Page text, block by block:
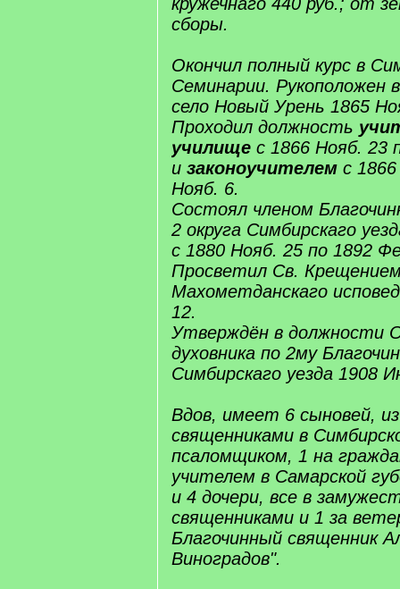
сборы.
Окончил полный курс в
Семинарии. Рукоположен
село Новый Урень 1865
Проходил должность
училище с 1866 Нояб. 23
и законоучителем с
Нояб. 6.
Состоял членом
2 округа Симбирскаго
с 1880 Нояб. 25 по 1892
Просветил Св.
Махометданскаго
12.
Утверждён в должности
духовника по 2му
Симбирскаго уезда 1908
Вдов, имеет 6 сыновей,
священниками в
псаломщиком, 1 на
учителем в Самарской
и 4 дочери, все в
священниками и 1 за
Благочинный священник
Виноградов".